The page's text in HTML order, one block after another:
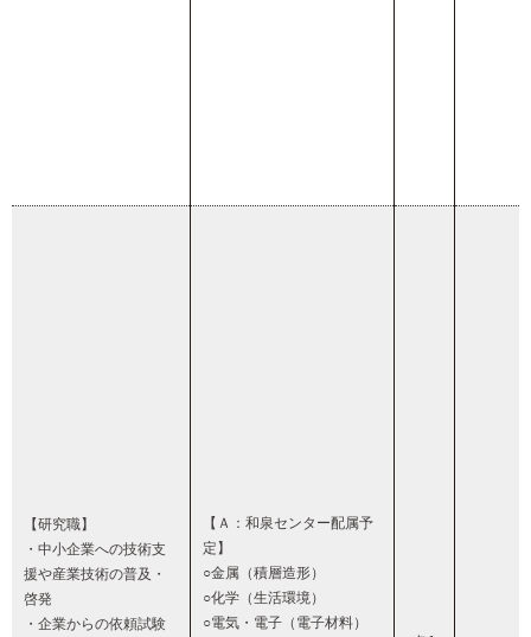
【研究職】
・中小企業への技術支
援や産業技術の普及・
啓発
・企業からの依頼試験
【Ａ：和泉センター配属予
定】
○金属（積層造形）
○化学（生活環境）
○電気・電子（電子材料）